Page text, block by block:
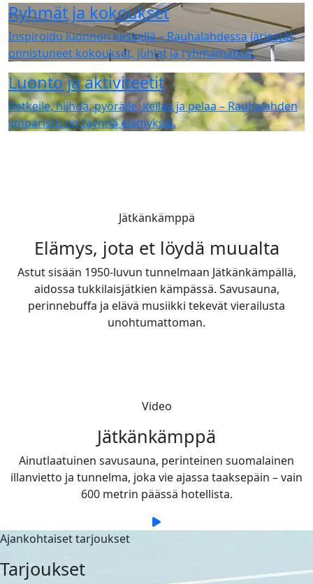
Ryhmät ja kokoukset
Inspiroidu luonnon keskellä – Rauhalahdessa järjestät
onnistuneet kokoukset, juhlat ja ryhmämatkat.
Luonto ja aktiviteetit
Retkeile, hiihdä, pyöräile, keilaa ja pelaa – Rauhalahden
ympäristö on täynnä elämyksiä.
Jätkänkämppä
Elämys, jota et löydä muualta
Astut sisään 1950-luvun tunnelmaan Jätkänkämpällä,
aidossa tukkilaisjätkien kämpässä. Savusauna,
perinnebuffa ja elävä musiikki tekevät vierailusta
unohtumattoman.
Video
Jätkänkämppä
Ainutlaatuinen savusauna, perinteinen suomalainen
illanvietto ja tunnelma, joka vie ajassa taaksepäin – vain
600 metrin päässä hotellista.
Ajankohtaiset tarjoukset
Tarjoukset